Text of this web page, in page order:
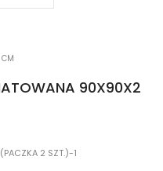
90X90X2
2 SZT.)-1